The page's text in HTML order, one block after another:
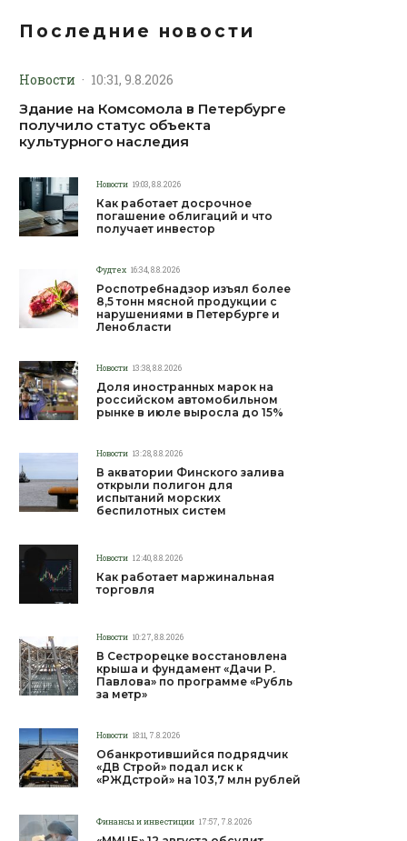
Последние новости
Новости · 10:31, 9.8.2026
Здание на Комсомола в Петербурге
получило статус объекта
культурного наследия
Новости 19:03, 8.8.2026
Как работает досрочное
погашение облигаций и что
получает инвестор
Фудтех 16:34, 8.8.2026
Роспотребнадзор изъял более
8,5 тонн мясной продукции с
нарушениями в Петербурге и
Ленобласти
Новости 13:38, 8.8.2026
Доля иностранных марок на
российском автомобильном
рынке в июле выросла до 15%
Новости 13:28, 8.8.2026
В акватории Финского залива
открыли полигон для
испытаний морских
беспилотных систем
Новости 12:40, 8.8.2026
Как работает маржинальная
торговля
Новости 10:27, 8.8.2026
В Сестрорецке восстановлена
крыша и фундамент «Дачи Р.
Павлова» по программе «Рубль
за метр»
Новости 18:11, 7.8.2026
Обанкротившийся подрядчик
«ДВ Строй» подал иск к
«РЖДстрой» на 103,7 млн рублей
Финансы и инвестиции 17:57, 7.8.2026